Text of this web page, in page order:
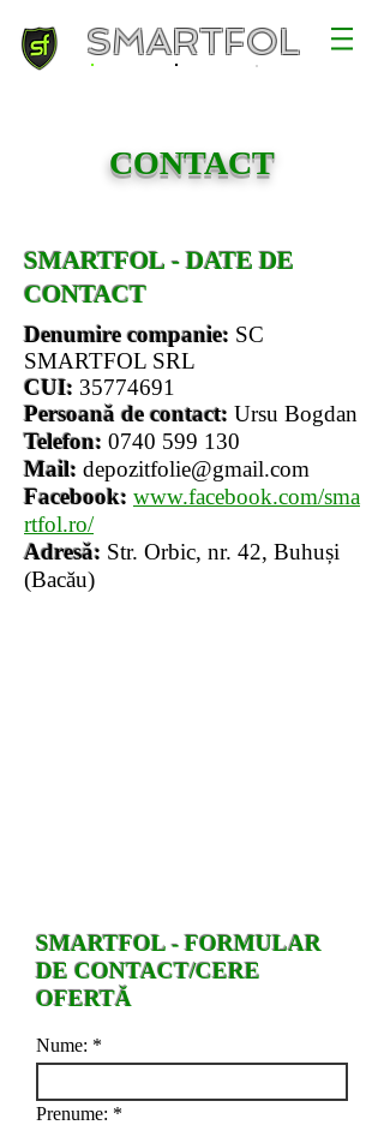
SMARTFOL
CONTACT
SMARTFOL - DATE DE
CONTACT
Denumire companie: SC
SMARTFOL SRL
CUI: 35774691
Persoană de contact: Ursu Bogdan
Telefon: 0740 599 130
Mail: depozitfolie@gmail.com
Facebook: www.facebook.com/sma
rtfol.ro/
Adresă: Str. Orbic, nr. 42, Buhuși
(Bacău)
SMARTFOL - FORMULAR
DE CONTACT/CERE
OFERTĂ
Nume:
Prenume: